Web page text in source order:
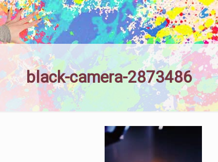
black-camera-2873486